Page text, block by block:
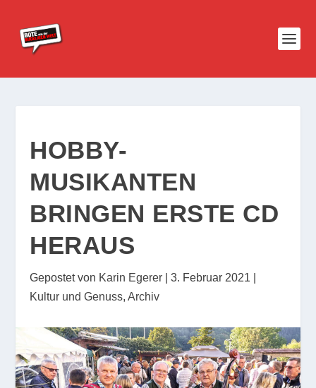
HOBBY-
MUSIKANTEN
BRINGEN ERSTE CD
HERAUS
Gepostet von Karin Egerer |3. Februar 2021
Kultur und Genuss,Archiv